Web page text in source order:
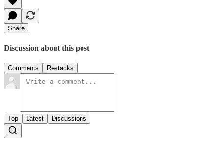
Share
Discussion about this post
Comments Restacks
Top Latest Discussions